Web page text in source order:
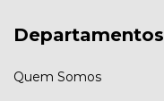
Departamentos
Quem Somos